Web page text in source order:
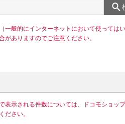
一般的にインターネットにおいて使っては
がありますのでご注意ください。
表示される件数については、ドコモショ
ださい。